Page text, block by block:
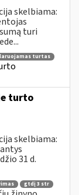
skelbiama:
turi
turtas
turto
skelbiama:
31 d.
gtdį 3 str